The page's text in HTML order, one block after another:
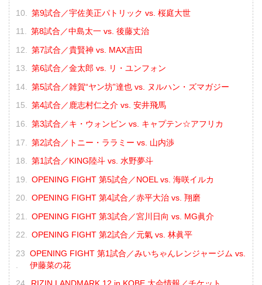
第9試合／宇佐美正パトリック vs. 桜庭大世
第8試合／中島太一 vs. 後藤丈治
第7試合／貴賢神 vs. MAX吉田
第6試合／金太郎 vs. リ・ユンフォン
第5試合／雑賀“ヤン坊”達也 vs. ヌルハン・ズマガジー
第4試合／鹿志村仁之介 vs. 安井飛馬
第3試合／キ・ウォンビン vs. キャプテン☆アフリカ
第2試合／トニー・ララミー vs. 山内渉
第1試合／KING陸斗 vs. 水野夢斗
OPENING FIGHT 第5試合／NOEL vs. 海咲イルカ
OPENING FIGHT 第4試合／赤平大治 vs. 翔磨
OPENING FIGHT 第3試合／宮川日向 vs. MG眞介
OPENING FIGHT 第2試合／元氣 vs. 林眞平
OPENING FIGHT 第1試合／みいちゃんレンジャージム vs.
伊藤菜の花